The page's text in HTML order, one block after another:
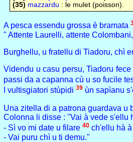
(35) mazzardu : le mulet (poisson).
A pesca essendu grossa è bramata
" Attente Laurelli, attente
Burghellu, u fratellu di Tiadoru, chì
Videndu u casu persu, Tiadoru
passi da a capanna cù u so fucile
I vultisgiatori stùpidi 39 ùn sapìanu
Una zitella di a patrona guardava u
Colonna li disse : ''Vai à vede s'ellu
- Sì vo mi date u filare 40 ch'ellu hà
- Vai puru chì u ti demu."